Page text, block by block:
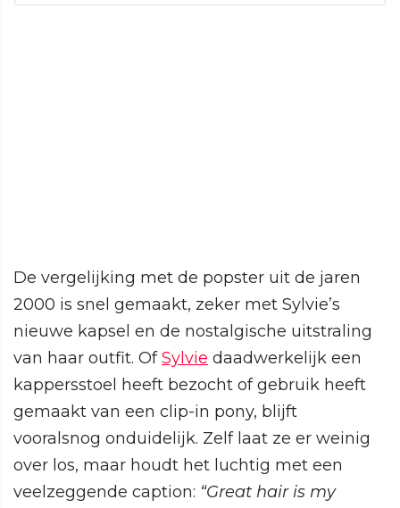
De vergelijking met de popster uit de jaren
2000 is snel gemaakt, zeker met Sylvie’s
nieuwe kapsel en de nostalgische uitstraling
van haar outfit. OfSylvie daadwerkelijk een
kappersstoel heeft bezocht of gebruik heeft
gemaakt van een clip-in pony, blijft
vooralsnog onduidelijk. Zelf laat ze er weinig
over los, maar houdt het luchtig met een
veelzeggende caption: “Great hair is my